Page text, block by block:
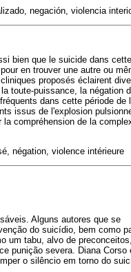
negación, violencia
bien que le suicide dans cette
en trouver une autre ou
proposés éclairent
toute-puissance, la négation
dans cette période de
issus de l'explosion
compréhension de la
négation, violence intérieure
Alguns autores que se
do suicídio, bem como
um tabu, alvo de
punição severa. Diana Corso
o silêncio em torno do